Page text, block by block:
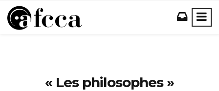
« Les philosophes »